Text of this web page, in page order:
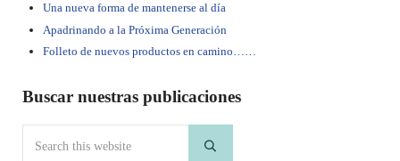
Una nueva forma de mantenerse al día
Apadrinando a la Próxima Generación
Folleto de nuevos productos en camino……
Buscar nuestras publicaciones
Submit search